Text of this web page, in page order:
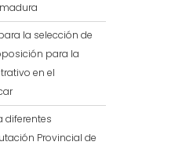
la selección de
para la
en el
diferentes
Provincial de